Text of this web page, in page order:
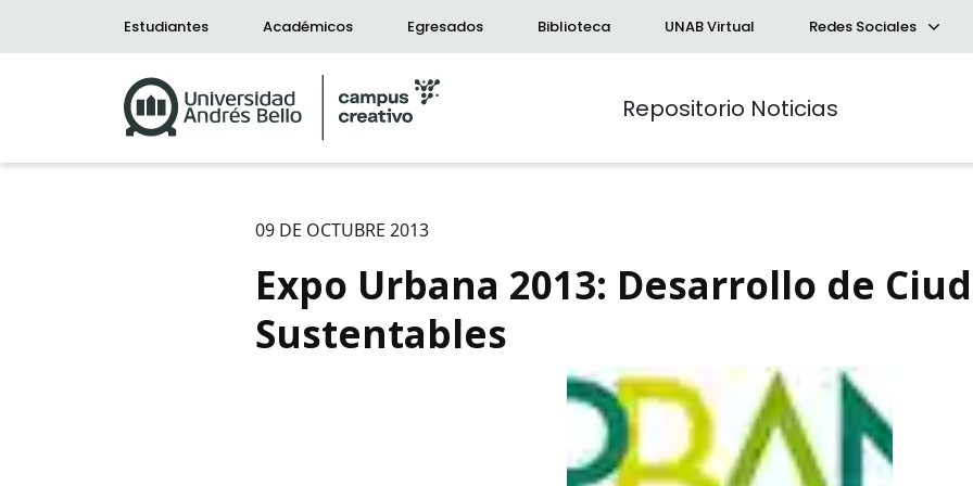
Estudiantes Académicos Egresados Biblioteca UNAB Virtual Redes Sociales
Repositorio Noticias
09 DE OCTUBRE 2013
Expo Urbana 2013: Desarrollo de
Sustentables